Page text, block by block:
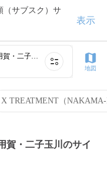
（サブスク）サ
表示
X TREATMENT（
池尻大橋・三軒茶屋・駒沢・用賀・二子玉川
地図
賀・二子玉川のサイ